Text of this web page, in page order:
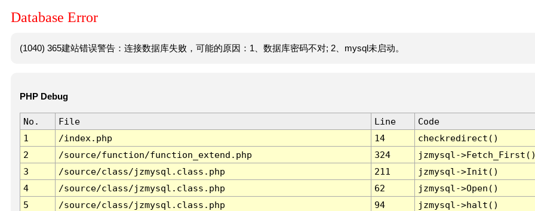
Database Error
(1040) 365建站错误警告：连接数据库失败，可能的原因：1、数据库密码不对; 2、mysql未启动。
PHP Debug
No. File Line
Code
1
/index.php 14
checkredirect()
2
/source/function/function_extend.php 324
jzmysql-
3
/source/class/jzmysql.class.php 211
jzmysql->Init()
4
/source/class/jzmysql.class.php 62
jzmysql->Open()
5
/source/class/jzmysql.class.php 94
jzmysql->halt()